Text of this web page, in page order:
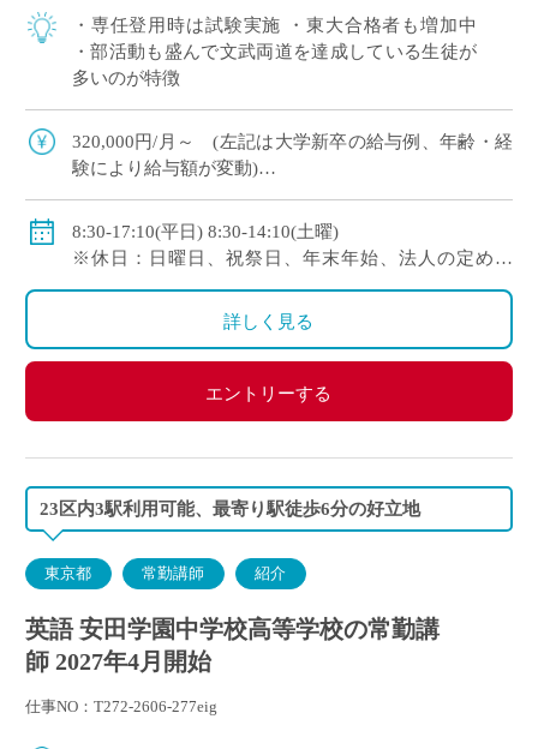
・専任登用時は試験実施 ・東大合格者も増加中
・部活動も盛んで文武両道を達成している生徒が
多いのが特徴
320,000円/月～ (左記は大学新卒の給与例、年齢・経
験により給与額が変動)
学共済加入有※交通費全額支給
8:30-17:10(平日) 8:30-14:10(土曜)
※休日：日曜日、祝祭日、年末年始、法人の定めた
詳しく見る
エントリーする
23区内3駅利用可能、最寄り駅徒歩6分の好立地
東京都 常勤講師 紹介
英語 安田学園中学校高等学校の常勤講
師 2027年4月開始
仕事NO：T272-2606-277eig